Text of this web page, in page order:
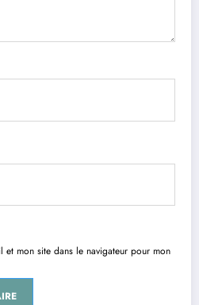
et mon site dans le navigateur pour mon